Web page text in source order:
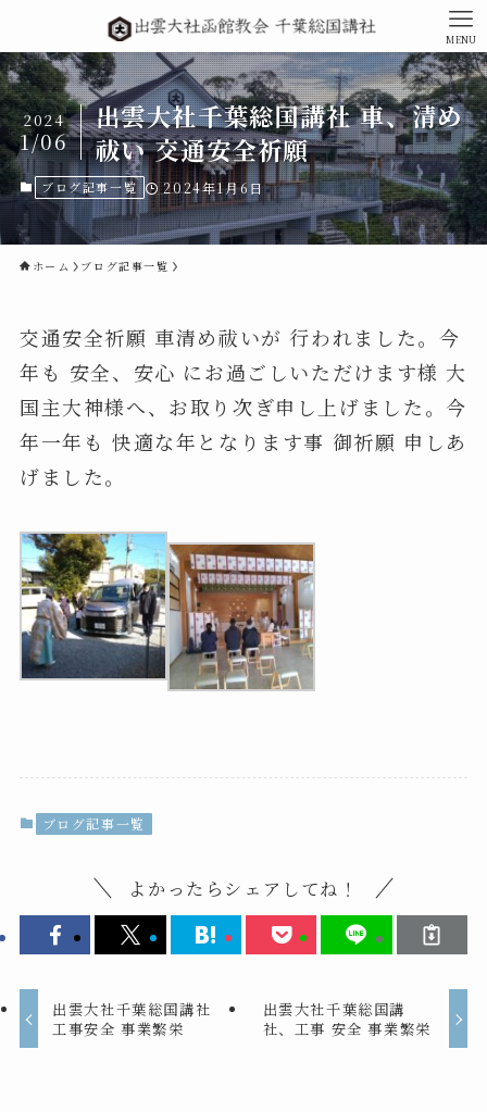
MENU
出雲大社千葉総国講社 車、清め
祓い 交通安全祈願
2024
1/06
ブログ記事一覧 2024年1月6日
ホーム ブログ記事一覧
交通安全祈願 車清め祓いが 行われました。今
年も 安全、安心 にお過ごしいただけます様 大
国主大神様へ、お取り次ぎ申し上げました。今
年一年も 快適な年となります事 御祈願 申しあ
げました。
ブログ記事一覧
よかったらシェアしてね！
出雲大社千葉総国講社
工事安全 事業繁栄
出雲大社千葉総国講
社、工事 安全 事業繁栄